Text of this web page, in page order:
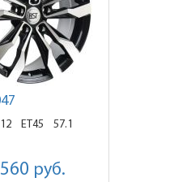
ET45
57.1
руб.